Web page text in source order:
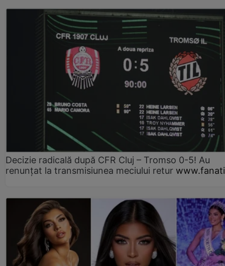
Decizie radicală după CFR Cluj – Tromso 0-5! Au
renunțat la transmisiunea meciului retur